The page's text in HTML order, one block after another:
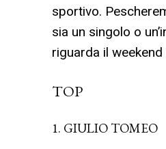
sportivo.
sia un singolo o
riguarda il weekend
TOP
1. GIULIO TOMEO